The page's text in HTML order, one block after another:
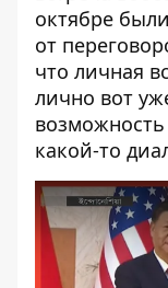
октябре
от
что личная
лично вот
возможность
какой-то